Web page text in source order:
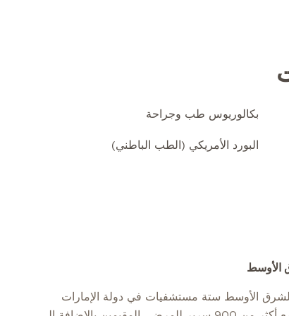
بكالوريوس طب وجراحة
البورد الأمريكي (الطب الباطني)
الأوسط
الشرق الأوسط ستة مستشفيات في دولة الإمارات